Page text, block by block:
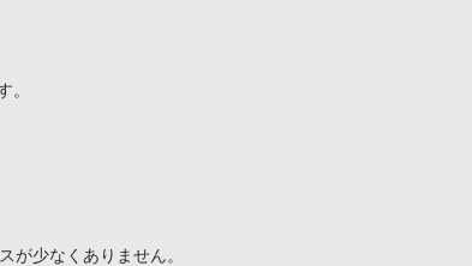
。
が少なくありません。